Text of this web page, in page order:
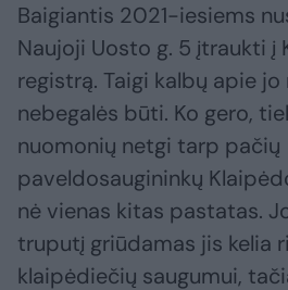
Baigiantis 2021-iesiems
Naujoji Uosto g. 5 įtraukti į
registrą. Taigi kalbų apie
nebegalės būti. Ko gero,
nuomonių netgi tarp pačių
paveldosaugininkų
nė vienas kitas pastatas.
truputį griūdamas jis kelia
klaipėdiečių saugumui,